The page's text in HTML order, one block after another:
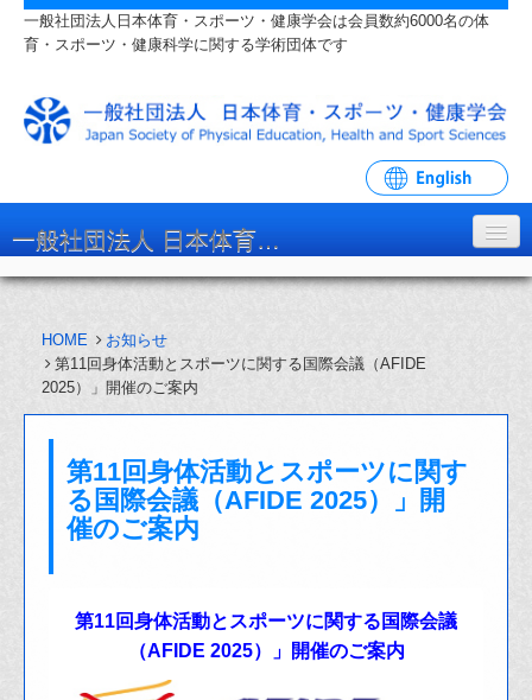
一般社団法人日本体育・スポーツ・健康学会は会員数約6000名の体
育・スポーツ・健康科学に関する学術団体です
一般社団法人 日本体育・スポーツ・健康学会
入会・各種手続
学会大会・研究会
リンク・関連団体
お問い合わせ
HOME
お知らせ
第11回身体活動とスポーツに関する国際会議（AFIDE
2025）」開催のご案内
第11回身体活動とスポーツに関す
る国際会議（AFIDE 2025）」開
催のご案内
第11回身体活動とスポーツに関する国際会議
（AFIDE 2025）」開催のご案内